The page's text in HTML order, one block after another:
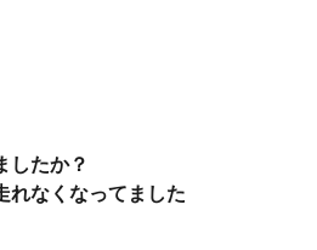
したか？
なくなってました